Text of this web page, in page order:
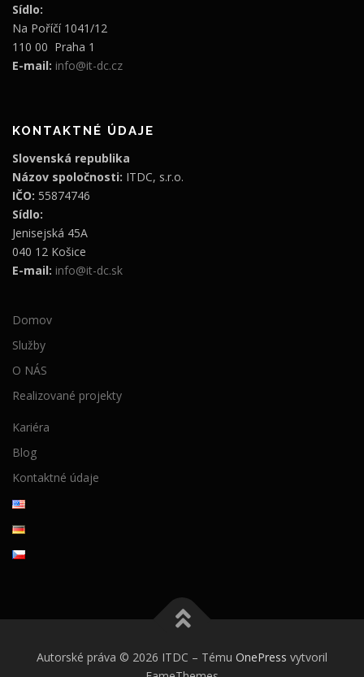
Sídlo:
Na Poříčí 1041/12
110 00 Praha 1
E-mail: info@it-dc.cz
KONTAKTNÉ ÚDAJE
Slovenská republika
Názov spoločnosti: ITDC, s.r.o.
IČO: 55874746
Sídlo:
Jenisejská 45A
040 12 Košice
E-mail: info@it-dc.sk
Domov
Služby
O NÁS
Realizované projekty
Kariéra
Blog
Kontaktné údaje
Autorské práva © 2026 ITDC – Tému OnePress vytvoril